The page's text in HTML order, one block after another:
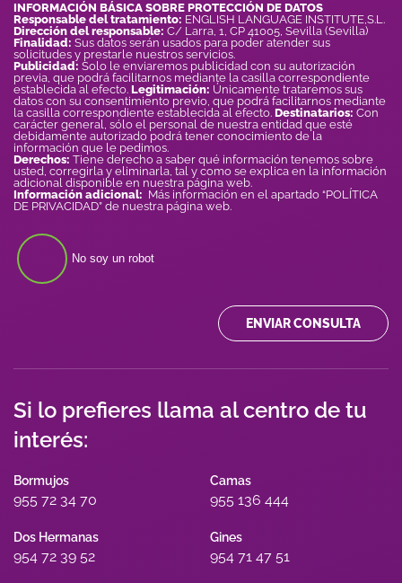
INFORMACIÓN BÁSICA SOBRE PROTECCIÓN DE DATOS
Responsable del tratamiento: ENGLISH LANGUAGE INSTITUTE,S.L.
Dirección del responsable: C/ Larra, 1, CP 41005, Sevilla (Sevilla)
Finalidad: Sus datos serán usados para poder atender sus
solicitudes y prestarle nuestros servicios.
Publicidad: Solo le enviaremos publicidad con su autorización
previa, que podrá facilitarnos mediante la casilla correspondiente
establecida al efecto. Legitimación: Únicamente trataremos sus
datos con su consentimiento previo, que podrá facilitarnos mediante
la casilla correspondiente establecida al efecto. Destinatarios: Con
carácter general, sólo el personal de nuestra entidad que esté
debidamente autorizado podrá tener conocimiento de la
información que le pedimos.
Derechos: Tiene derecho a saber qué información tenemos sobre
usted, corregirla y eliminarla, tal y como se explica en la información
adicional disponible en nuestra página web.
Información adicional: Más información en el apartado “POLÍTICA
DE PRIVACIDAD” de nuestra página web.
No soy un robot
ENVIAR CONSULTA
Si lo prefieres llama al centro de tu
interés:
Bormujos
955 72 34 70
Camas
955 136 444
Dos Hermanas
954 72 39 52
Gines
954 71 47 51